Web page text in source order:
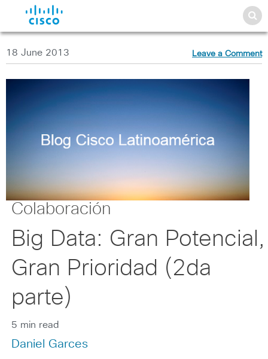
18 June 2013 Leave a Comment
Colaboración
Big Data: Gran Potencial,
Gran Prioridad (2da
parte)
5 min read
Daniel Garces